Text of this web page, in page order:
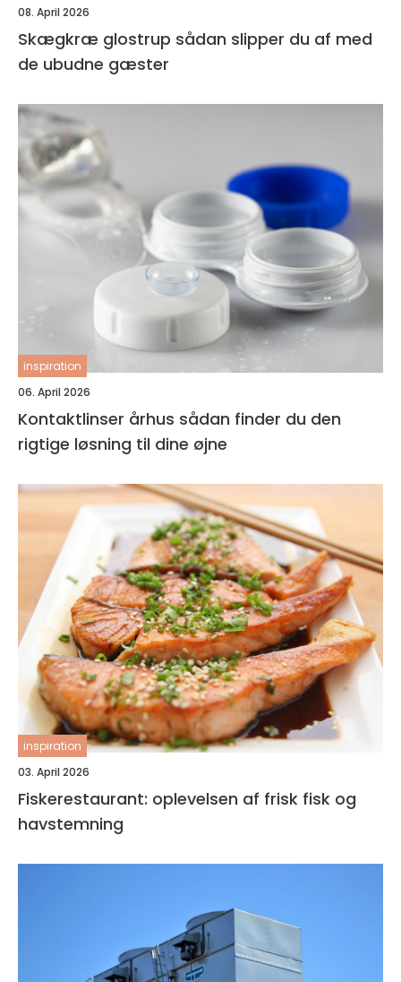
08. April 2026
Skægkræ glostrup sådan slipper du af med
de ubudne gæster
inspiration
06. April 2026
Kontaktlinser århus sådan finder du den
rigtige løsning til dine øjne
inspiration
03. April 2026
Fiskerestaurant: oplevelsen af frisk fisk og
havstemning